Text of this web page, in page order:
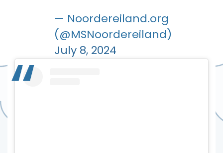
— Noordereiland.org
(@MSNoordereiland)
July 8, 2024